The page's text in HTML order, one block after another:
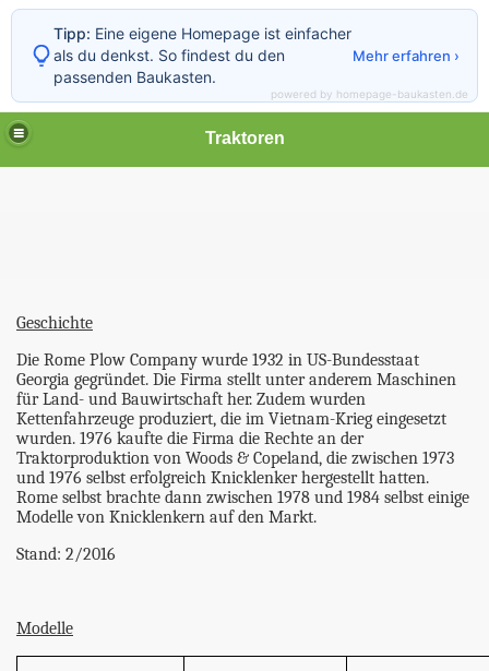
Traktoren
Geschichte
Die Rome Plow Company wurde 1932 in US-Bundesstaat
Georgia gegründet. Die Firma stellt unter anderem Maschinen
für Land- und Bauwirtschaft her. Zudem wurden
Kettenfahrzeuge produziert, die im Vietnam-Krieg eingesetzt
wurden. 1976 kaufte die Firma die Rechte an der
Traktorproduktion von Woods & Copeland, die zwischen 1973
und 1976 selbst erfolgreich Knicklenker hergestellt hatten.
Rome selbst brachte dann zwischen 1978 und 1984 selbst einige
Modelle von Knicklenkern auf den Markt.
Stand: 2/2016
Modelle
Tipp: Eine eigene Homepage ist einfacher
als du denkst. So findest du den
passenden Baukasten.
Mehr erfahren ›
powered by homepage-baukasten.de